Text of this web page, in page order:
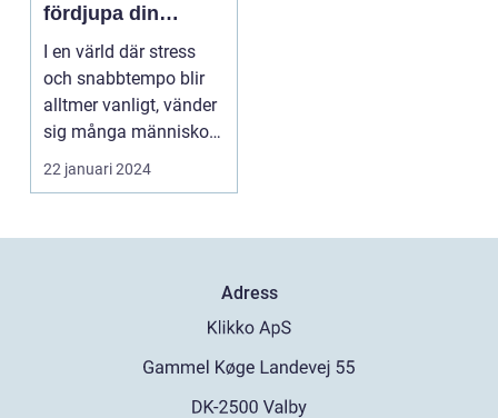
fördjupa din
förståelse för
naturens läkande
kraft
I en värld där stress
och snabbtempo blir
alltmer vanligt, vänder
sig många människor
till naturen f...
22 januari 2024
Adress